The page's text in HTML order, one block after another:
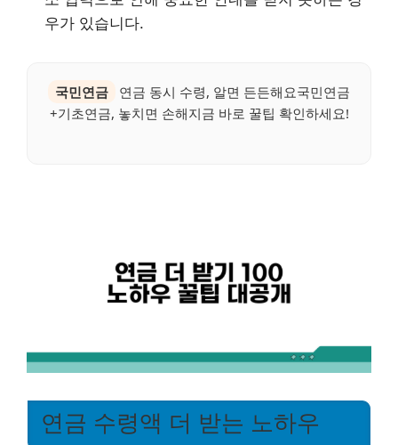
우가 있습니다.
국민연금
연금 동시 수령, 알면 든든해요국민연금
+기초연금, 놓치면 손해지금 바로 꿀팁 확인하세요!
연금 수령액 더 받는 노하우